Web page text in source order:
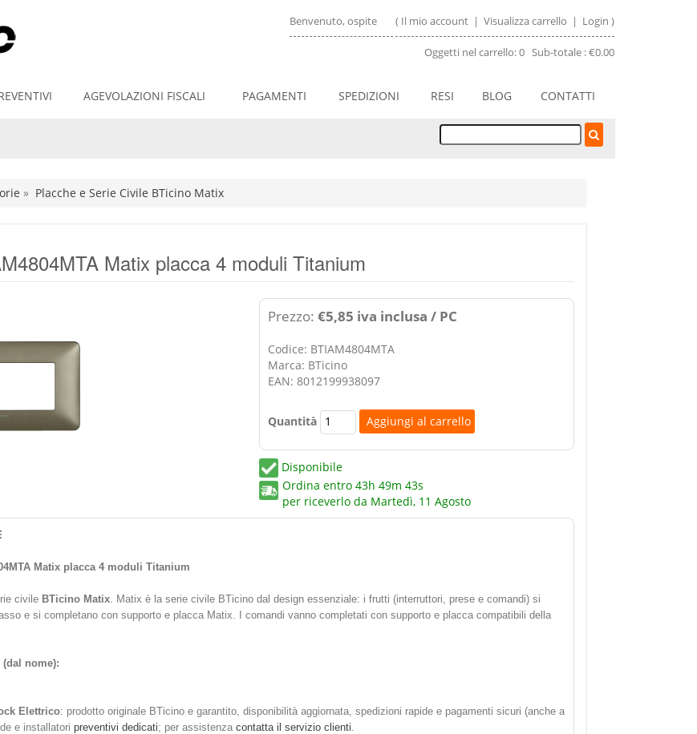
Benvenuto, ospite ( Il mio account |Visualizza carrello | Login )
Oggetti nel carrello: 0 Sub-totale : €0.00
AGEVOLAZIONI FISCALI PAGAMENTI SPEDIZIONI RESI BLOG CONTATTI
» Placche e Serie Civile BTicino Matix
Matix placca 4 moduli Titanium
Prezzo:€5,85 iva inclusa / PC
Codice: BTIAM4804MTA
Marca: BTicino
EAN: 8012199938097
Quantità
Disponibile
Ordina entro43h 49m 42s
per riceverlo da Martedì, 11 Agosto
Matix placca 4 moduli Titanium
civile BTicino Matix. Matix è la serie civile BTicino dal design essenziale: i frutti (interruttori, prese e comandi) si
e si completano con supporto e placca Matix. I comandi vanno completati con supporto e placca compatibili della
nome):
Elettrico: prodotto originale BTicino e garantito, disponibilità aggiornata, spedizioni rapide e pagamenti sicuri (anche a
e installatoripreventivi dedicati; per assistenzacontatta il servizio clienti.